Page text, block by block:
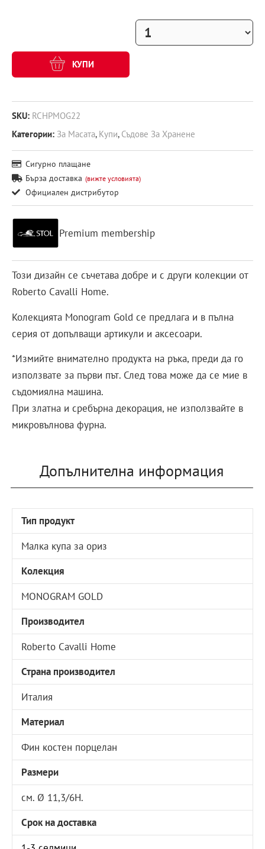
КУПИ
SKU: RCHPMOG22
Категории: За Масата, Купи, Съдове За Хранене
Сигурно плащане
Бърза доставка (вижте условията)
Официален дистрибутор
Premium membership
Този дизайн се съчетава добре и с други колекции от
Roberto Cavalli Home.
Колекцията Monogram Gold се предлага и в пълна
серия от допълващи артикули и аксесоари.
*Измийте внимателно продукта на ръка, преди да го
използвате за първи път. След това може да се мие в
съдомиялна машина.
При златна и сребърна декорация, не използвайте в
микровълнова фурна.
Допълнителна информация
Тип продукт
Малка купа за ориз
Колекция
MONOGRAM GOLD
Производител
Roberto Cavalli Home
Страна производител
Италия
Материал
Фин костен порцелан
Размери
см. Ø 11,3/6Н.
Срок на доставка